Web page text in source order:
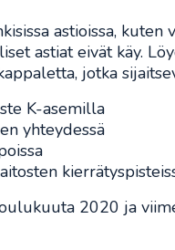
astioissa, kuten
astiat eivät käy.
jotka
K-asemilla
yhteydessä
2020 ja